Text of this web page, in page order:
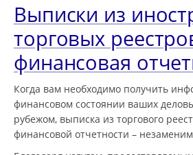
Выписки из
торговых
финансовая
Когда вам необходимо получить
финансовом состоянии ваших
рубежом, выписка из торгового
финансовой отчетности –